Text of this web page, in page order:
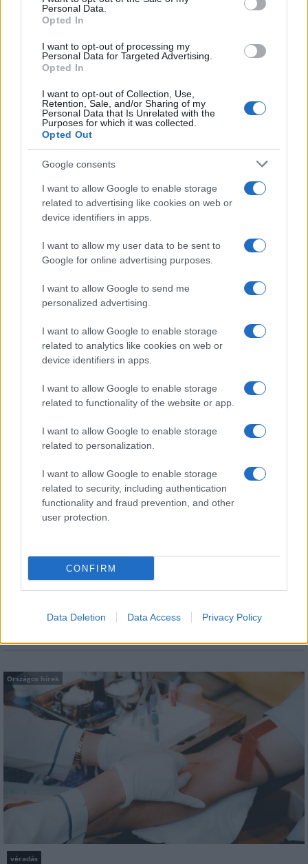
Personal Data.
Opted In
I want to opt-out of processing my
Personal Data for Targeted Advertising.
Opted In
I want to opt-out of Collection, Use,
Retention, Sale, and/or Sharing of my
Personal Data that Is Unrelated with the
Purposes for which it was collected.
Opted Out
Google consents
I want to allow Google to enable storage
related to advertising like cookies on web or
device identifiers in apps.
I want to allow my user data to be sent to
Google for online advertising purposes.
I want to allow Google to send me
personalized advertising.
I want to allow Google to enable storage
related to analytics like cookies on web or
device identifiers in apps.
I want to allow Google to enable storage
related to functionality of the website or app.
I want to allow Google to enable storage
related to personalization.
I want to allow Google to enable storage
related to security, including authentication
functionality and fraud prevention, and other
user protection.
CONFIRM
Data Deletion Data Access Privacy Policy
szabályzatot!
FELIRATKOZÁS
Brandnyúl mini disco
Ilyen még nem volt: most a gyerkőcök bulizhatnak a Káptalan
Beindult az őszibarackszezon, szeptemberig élvezhetjük
A világon évente mintegy 25 millió tonna őszibarack terem, Kína
Teliholdas Éjszakai Erdőfürdő
A teliholdas erdőfürdő különleges lehetőség arra, hogy
megtapasztald a természet egy másik arcát. Ahogy sötétedik, a
látásunk háttérbe húzódik, és a többi érzékszervünk egyre
éberebbé válik. Felerősödnek a hangok, az illatok, a tapintás
élménye.
zínekben élt élet - Claire Vasarely életmű-kiállítása a
Múzeum Galériában
Claire Vasarely, a magyar származású francia alkotóművész
életműve most először mutatkozik be önállóan
Magyarországon, és ugyancsak első ízben látható együtt
valamennyi alkotása, amelyet a Vasarely házaspár a pécsi
múzeum gondjaira bízott.
vizének hőmérséklete a hétvégére
Egy hét alatt közel 6 Celsius-fokkal hűlt le a Balaton vize: míg
július 18-án 26,6 fokot mértek, szombat reggel már csak 20,8
bejegyzéséből.
Országos hírek
véradás